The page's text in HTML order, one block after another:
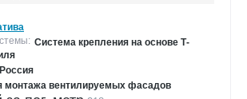
Система крепления на основе Т-
Россия
монтажа вентилируемых фасадов